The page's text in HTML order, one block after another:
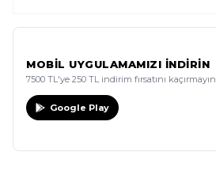
MOBİL UYGULAMAMIZI İNDİRİN
7500 TL'ye 250 TL indirim fırsatını kaçırmayın
Google Play